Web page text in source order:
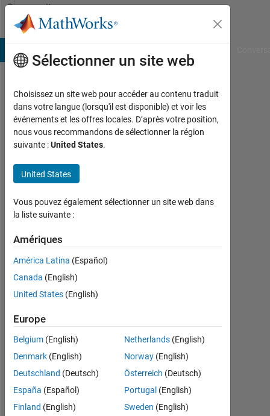
Passer au contenu
Community
Profile
Fredrik
P
Stockholm
University
Last
seen:
presque
y a
|
Actif
depuis
0
0
Follow
Sélectionner un site web
Choisissez un site web pour accéder au contenu traduit
dans votre langue (lorsqu'il est disponible) et voir les
événements et les offres locales. D’après votre position,
nous vous recommandons de sélectionner la région
suivante :United States.
United States
Vous pouvez également sélectionner un site web dans
la liste suivante :
Amériques
América Latina (Español)
Canada (English)
United States (English)
Europe
Belgium (English)
Denmark (English)
Deutschland (Deutsch)
España (Español)
Finland (English)
Netherlands(English)
Norway(English)
Österreich (Deutsch)
Portugal (English)
Sweden (English)